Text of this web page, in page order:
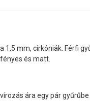
1,5 mm, cirkóniák. Férfi
és matt.
ára egy pár